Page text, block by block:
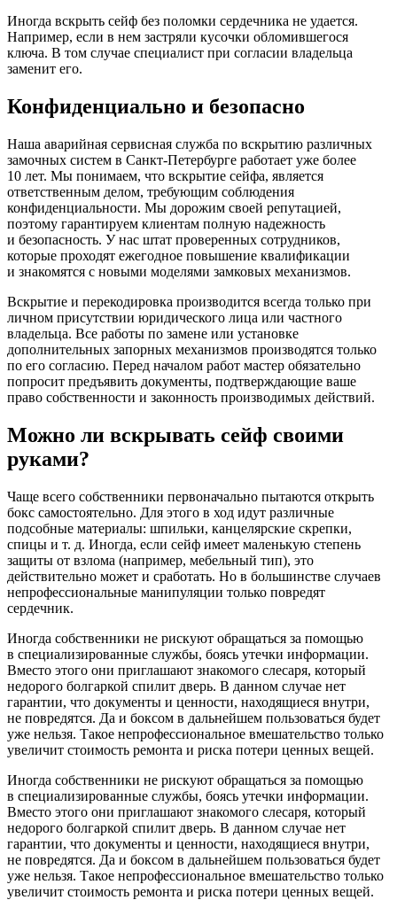
Иногда вскрыть сейф без поломки сердечника не удается.
Например, если в нем застряли кусочки обломившегося
ключа. В том случае специалист при согласии владельца
заменит его.
Конфиденциально и безопасно
Наша аварийная сервисная служба по вскрытию различных
замочных систем в Санкт-Петербурге работает уже более
10 лет. Мы понимаем, что вскрытие сейфа, является
ответственным делом, требующим соблюдения
конфиденциальности. Мы дорожим своей репутацией,
поэтому гарантируем клиентам полную надежность
и безопасность. У нас штат проверенных сотрудников,
которые проходят ежегодное повышение квалификации
и знакомятся с новыми моделями замковых механизмов.
Вскрытие и перекодировка производится всегда только при
личном присутствии юридического лица или частного
владельца. Все работы по замене или установке
дополнительных запорных механизмов производятся только
по его согласию. Перед началом работ мастер обязательно
попросит предъявить документы, подтверждающие ваше
право собственности и законность производимых действий.
Можно ли вскрывать сейф своими
руками?
Чаще всего собственники первоначально пытаются открыть
бокс самостоятельно. Для этого в ход идут различные
подсобные материалы: шпильки, канцелярские скрепки,
спицы и т. д. Иногда, если сейф имеет маленькую степень
защиты от взлома (например, мебельный тип), это
действительно может и сработать. Но в большинстве случаев
непрофессиональные манипуляции только повредят
сердечник.
Иногда собственники не рискуют обращаться за помощью
в специализированные службы, боясь утечки информации.
Вместо этого они приглашают знакомого слесаря, который
недорого болгаркой спилит дверь. В данном случае нет
гарантии, что документы и ценности, находящиеся внутри,
не повредятся. Да и боксом в дальнейшем пользоваться будет
уже нельзя. Такое непрофессиональное вмешательство только
увеличит стоимость ремонта и риска потери ценных вещей.
Иногда собственники не рискуют обращаться за помощью
в специализированные службы, боясь утечки информации.
Вместо этого они приглашают знакомого слесаря, который
недорого болгаркой спилит дверь. В данном случае нет
гарантии, что документы и ценности, находящиеся внутри,
не повредятся. Да и боксом в дальнейшем пользоваться будет
уже нельзя. Такое непрофессиональное вмешательство только
увеличит стоимость ремонта и риска потери ценных вещей.